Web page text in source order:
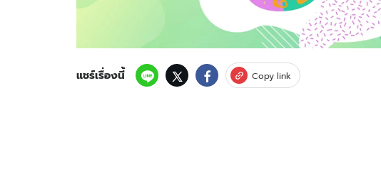
แชร์เรื่องนี้ Copy link